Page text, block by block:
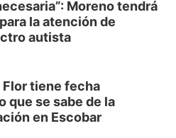
Moreno tendrá
la atención de
autista
Flor tiene fecha
que se sabe de la
en Escobar